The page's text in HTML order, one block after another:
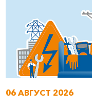
06 АВГУСТ 2026